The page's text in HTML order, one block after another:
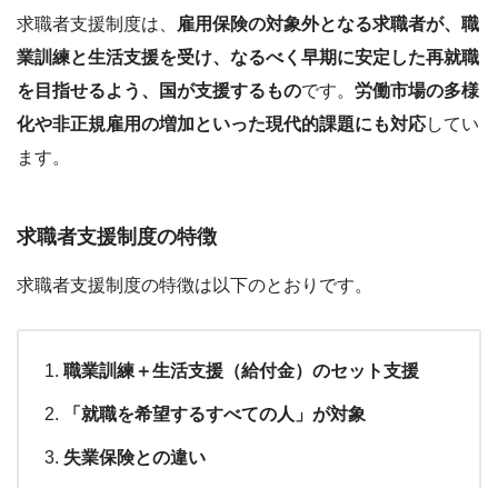
求職者支援制度は、
雇用保険の対象外となる求職者が、職
業訓練と生活支援を受け、なるべく早期に安定した再就職
を目指せるよう、国が支援するものです。 労働市場の多様
化や非正規雇用の増加といった現代的課題にも対応してい
ます。
求職者支援制度の特徴
求職者支援制度の特徴は以下のとおりです。
職業訓練＋生活支援（給付金）のセット支援
「就職を希望するすべての人」が対象
失業保険との違い